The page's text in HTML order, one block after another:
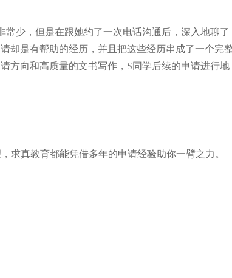
常少，但是在跟她约了一次电话沟通后，深入地聊了
却是有帮助的经历，并且把这些经历串成了一个完
方向和高质量的文书写作，S同学后续的申请进行地
求真教育都能凭借多年的申请经验助你一臂之力。